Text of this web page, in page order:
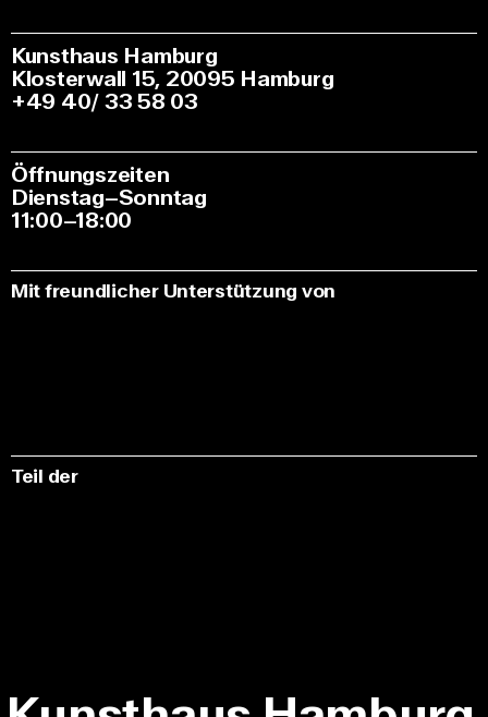
Kunsthaus Hamburg
Klosterwall 15, 20095 Hamburg
+49 40/ 33 58 03
Öffnungszeiten
Dienstag–Sonntag
11:00–18:00
Mit freundlicher Unterstützung von
Teil der